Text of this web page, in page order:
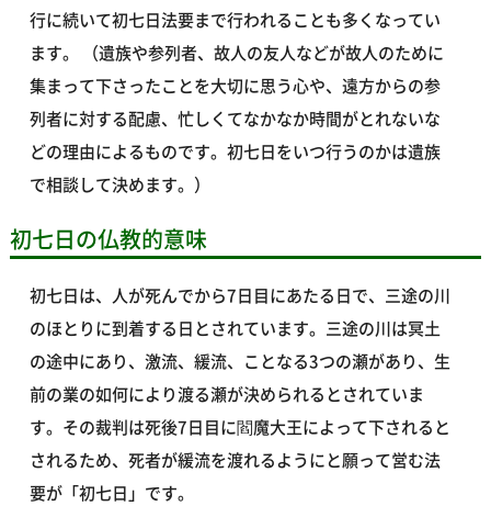
行に続いて初七日法要まで行われることも多くなってい
ます。 （遺族や参列者、故人の友人などが故人のために
集まって下さったことを大切に思う心や、遠方からの参
列者に対する配慮、忙しくてなかなか時間がとれないな
どの理由によるものです。初七日をいつ行うのかは遺族
で相談して決めます。）
初七日の仏教的意味
初七日は、人が死んでから7日目にあたる日で、三途の川
のほとりに到着する日とされています。三途の川は冥土
の途中にあり、激流、緩流、ことなる3つの瀬があり、生
前の業の如何により渡る瀬が決められるとされていま
す。その裁判は死後7日目に閻魔大王によって下されると
されるため、死者が緩流を渡れるようにと願って営む法
要が「初七日」です。